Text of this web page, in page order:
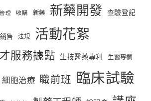
理 收購 新藥 新藥開發 查驗登記
售 法規 活動花絮
服務據點 生技醫藥專利 生醫專欄
細胞治療 職前班 臨床試驗